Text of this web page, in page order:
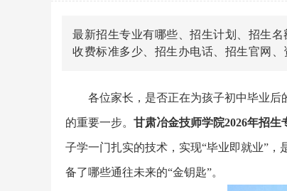
最新招生专业有哪些、招生计划、招生
收费标准多少、招生办电话、招生官网、
各位家长，是否正在为孩子初中毕业
的重要一步。 甘肃冶金技师学院2026年招生
子学一门扎实的技术，实现“毕业即就业”
备了哪些通往未来的“金钥匙”。